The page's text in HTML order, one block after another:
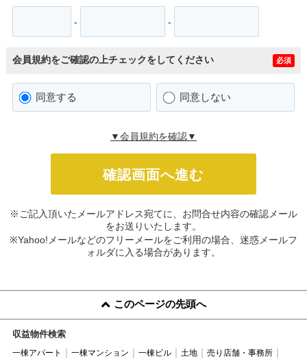
- -
会員規約をご確認の上チェックをしてください 必須
同意する 同意しない
▼会員規約を確認▼
※ご記入頂いたメールアドレス宛てに、お問合せ内容の確認メール
をお送りいたします。
※Yahoo!メールなどのフリーメールをご利用の場合、迷惑メールフ
ォルダに入る場合があります。
このページの先頭へ
収益物件検索
一棟アパート 一棟マンション 一棟ビル 土地
売り店舗・事務所